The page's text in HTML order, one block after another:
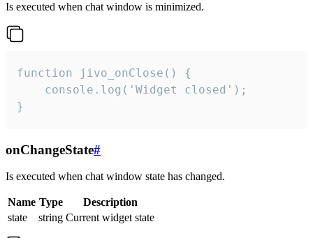
Is executed when chat window is minimized.
function jivo_onClose() {
    console.log('Widget closed');
}
onChangeState#
Is executed when chat window state has changed.
Name Type
Description
state
string Current widget state